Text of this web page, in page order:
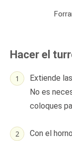
Hacer el
Extiende las
No es
coloques
Con el